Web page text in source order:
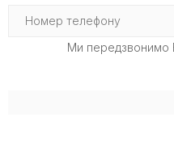
Ми передзвонимо